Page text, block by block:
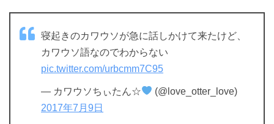
寝起きのカワウソが急に話しかけて来たけど、
カワウソ語なのでわからない
pic.twitter.com/urbcmm7C95
— カワウソちぃたん☆
(@love_otter_love)
2017年7月9日